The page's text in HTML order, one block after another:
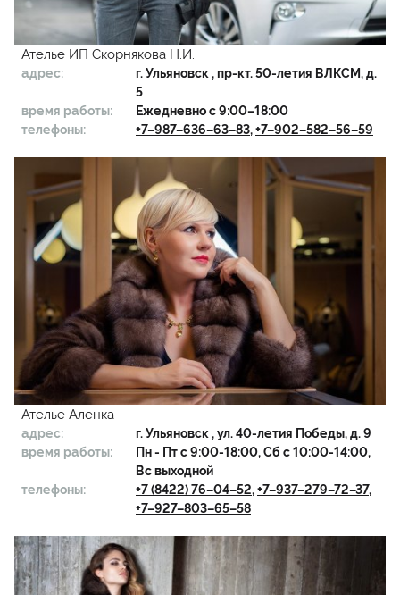
Ателье ИП Скорнякова Н.И.
адрес: г.Ульяновск, пр-кт. 50-летия ВЛКСМ, д.
5
время работы:
Ежедневно с 9:00–18:00
телефоны:
+7–987–636–63–83,+7–902–582–56–59
Ателье Аленка
адрес: г.Ульяновск, ул. 40-летия Победы, д. 9
время работы:
Пн - Пт с 9:00-18:00, Сб с 10:00-14:00,
Вс выходной
телефоны:
+7 (8422) 76–04–52,+7–937–279–72–37,
+7–927–803–65–58